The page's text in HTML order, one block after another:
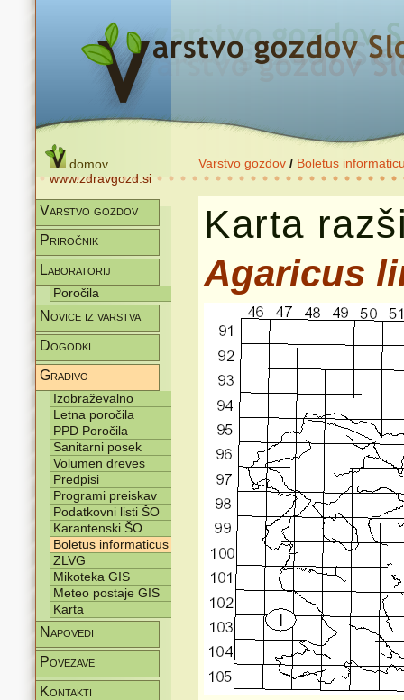
domov
www.zdravgozd.si
Varstvo gozdov / Boletus
Varstvo gozdov
Priročnik
Laboratorij
Poročila
Novice iz varstva
Dogodki
Gradivo
Izobraževalno
Letna poročila
PPD Poročila
Sanitarni posek
Volumen dreves
Predpisi
Programi preiskav
Podatkovni listi ŠO
Karantenski ŠO
Boletus informaticus
ZLVG
Mikoteka GIS
Meteo postaje GIS
Karta
Napovedi
Povezave
Kontakti
Karta
Agaricus